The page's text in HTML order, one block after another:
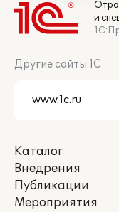
и
Другие сайты 1С
Каталог
Внедрения
Публикации
Мероприятия